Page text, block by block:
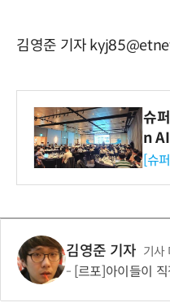
김영준 기자
슈
n
리
[슈
김영준 기자 기사
[르포]아이들이 직접 첨단 전자현미경